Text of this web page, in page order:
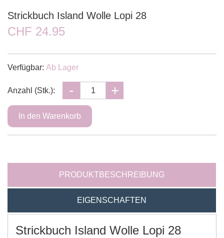
Strickbuch Island Wolle Lopi 28
CHF 24.95
Verfügbar: Ab Lager
Anzahl (Stk.):
PRODUKTBESCHREIBUNG
EIGENSCHAFTEN
Strickbuch Island Wolle Lopi 28